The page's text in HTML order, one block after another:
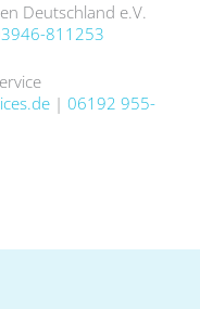
Deutschland e.V.
811253
| 06192 955-